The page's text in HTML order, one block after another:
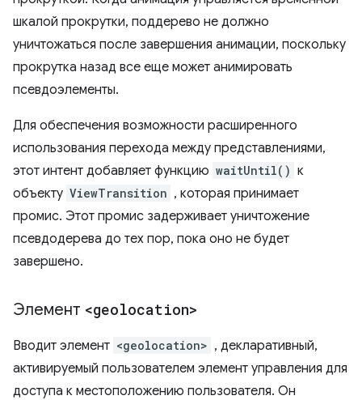
шкалой прокрутки, поддерево не должно
уничтожаться после завершения анимации, поскольку
прокрутка назад все еще может анимировать
псевдоэлементы.
Для обеспечения возможности расширенного
использования перехода между представлениями,
этот интент добавляет функцию waitUntil() к
объекту ViewTransition , которая принимает
промис. Этот промис задерживает уничтожение
псевдодерева до тех пор, пока оно не будет
завершено.
Элемент <geolocation>
Вводит элемент <geolocation> , декларативный,
активируемый пользователем элемент управления для
доступа к местоположению пользователя. Он